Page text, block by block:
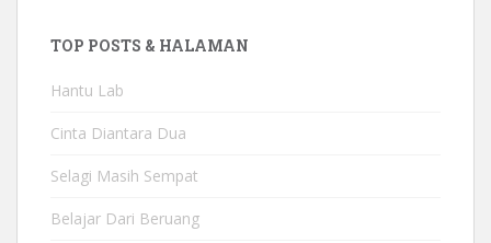
TOP POSTS & HALAMAN
Hantu Lab
Cinta Diantara Dua
Selagi Masih Sempat
Belajar Dari Beruang